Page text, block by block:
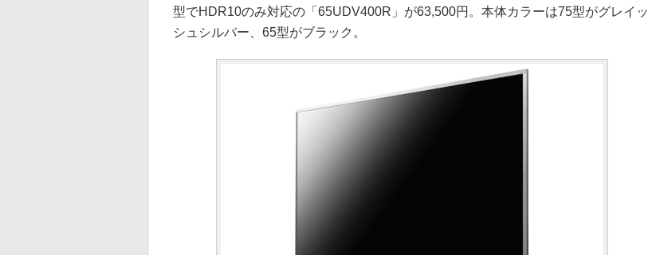
型でHDR10のみ対応の「65UDV400R」が63,500円。本体カラーは75型がグレイッ
シュシルバー、65型がブラック。